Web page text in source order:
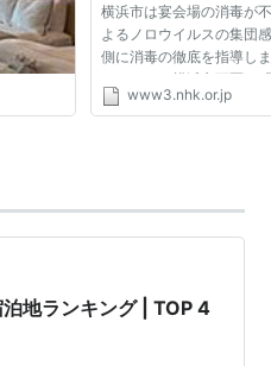
横浜市は宴会場の消毒が
よるノロウイルスの集団
側に消毒の徹底を指導し
りますと、横浜市西区の
インターコンチネンタル
www3.nhk.or.jp
地ランキング | TOP 4